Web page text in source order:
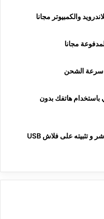
مجانا
هاتفك بدون
تحميل نسخة MacOS Sierra برابط مباشر و تثبيته على فلاش USB